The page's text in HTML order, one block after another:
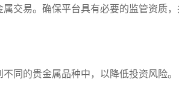
交易。确保平台具有必要的监管资质
同的贵金属品种中，以降低投资风险。